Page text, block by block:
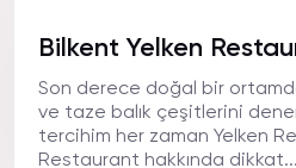
Bilkent Yelken
Son derece doğal bir
ve taze balık çeşitlerini
tercihim her zaman Yelken
Restaurant hakkında dikkat...